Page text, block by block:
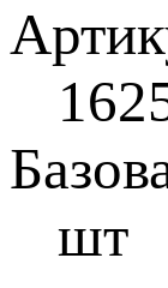
шт